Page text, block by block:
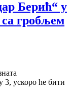
Берић“ у
гробљем
ускоро ће бити